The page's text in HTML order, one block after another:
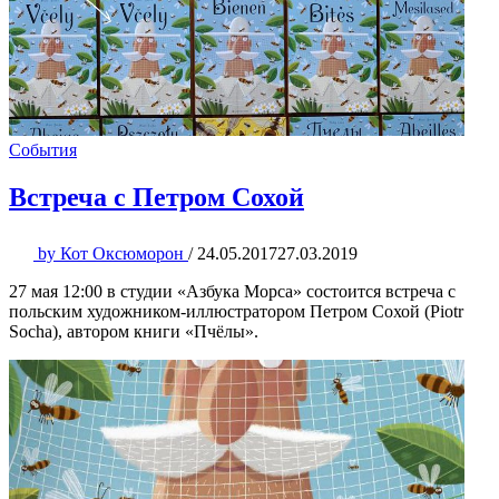
События
Встреча с Петром Сохой
by Кот Оксюморон / 24.05.201727.03.2019
27 мая 12:00 в студии «Азбука Морса» состоится встреча с
польским художником-иллюстратором Петром Сохой (Piotr
Socha), автором книги «Пчёлы».